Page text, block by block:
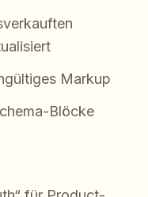
Markup
Blöcke